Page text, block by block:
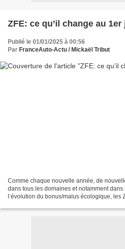
ZFE: ce qu’il change au
Publié le 01/01/2025 à 00:56
Par FranceAuto-Actu / Mickaël Tribut
Comme chaque nouvelle année, de
dans tous les domaines et notamment
l’évolution du bonus/malus écologique, les